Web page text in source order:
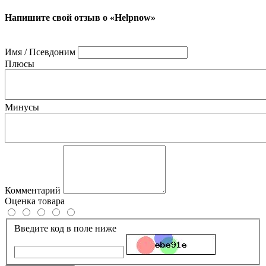
Напишите свой отзыв о «Helpnow»
Имя / Псевдоним
Плюсы
Минусы
Комментарий
Оценка товара
Введите код в поле ниже